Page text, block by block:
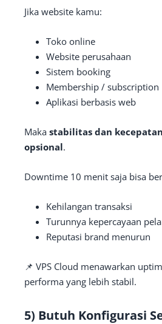
Jika website kamu:
Toko online
Website perusahaan
Sistem booking
Membership / subscription
Aplikasi berbasis web
Maka stabilitas dan
opsional.
Downtime 10 menit saja bisa
Kehilangan transaksi
Turunnya kepercayaan
Reputasi brand menurun
📌 VPS Cloud menawarkan
performa yang lebih stabil.
5) Butuh Konfigurasi